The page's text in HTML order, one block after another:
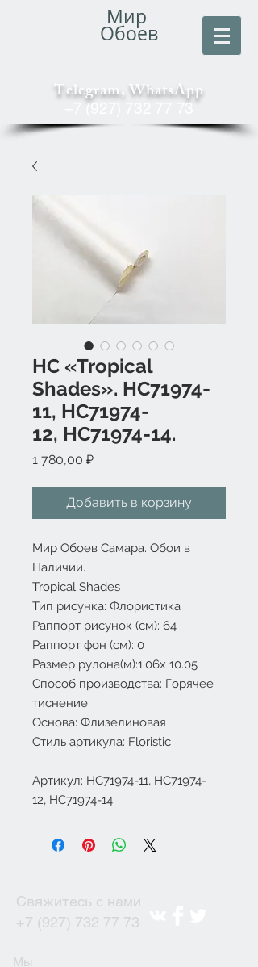
Мир
Обоев
Telegram, WhatsApp
+7 (927) 732 77 73
HC «Tropical
Shades». HC71974-
11, HC71974-
12, HC71974-14.
1 780,00 ₽Цена
Добавить в корзину
Мир Обоев Самара. Обои в
Наличии.
Tropical Shades
Тип рисунка: Флористика
Раппорт рисунок (см): 64
Раппорт фон (см): 0
Размер рулона(м):1.06х 10.05
Способ производства: Горячее
тиснение
Основа: Флизелиновая
Стиль артикула: Floristic
Артикул: HC71974-11, HC71974-
12, HC71974-14.
Свяжитесь с нами
+7 (927) 732 77 73
Мы